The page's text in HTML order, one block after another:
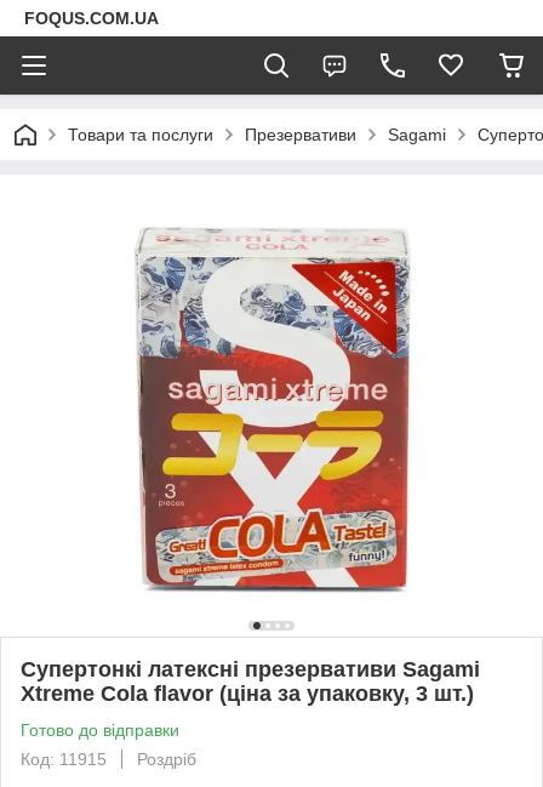
FOQUS.COM.UA
Товари та послуги Презервативи Sagami
Супертонкі латексні презервативи Sagami
Xtreme Cola flavor (ціна за упаковку, 3 шт.)
Готово до відправки
Код: 11915
Роздріб